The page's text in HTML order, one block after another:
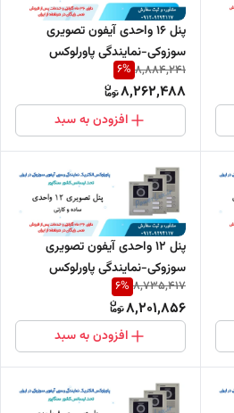
پنل 16 واحدی آیفون تصویری
سوزوکی-نمایندگی پاورلوکس
8,884,241
6%
8,262,488
افزودن به سبد
پنل 12 واحدی آیفون تصویری
سوزوکی-نمایندگی پاورلوکس
8,735,417
6%
8,201,856
افزودن به سبد